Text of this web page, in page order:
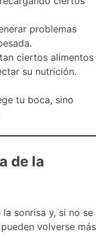
problemas
ciertos alimentos
su nutrición.
tu boca, sino
de la
sonrisa y, si no se
volverse más